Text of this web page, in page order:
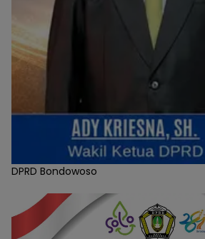
DPRD Bondowoso